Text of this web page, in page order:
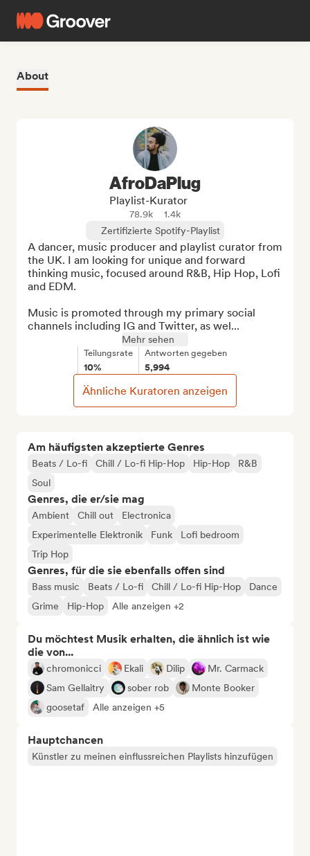
About
Am häufigsten akzeptierte Genres
Beats / Lo-fi Chill / Lo-fi Hip-Hop Hip-Hop
R&B
Soul
Genres, die er/sie mag
Ambient Chill out
Electronica
Experimentelle Elektronik
Funk
Lofi bedroom
Trip Hop
Genres, für die sie ebenfalls offen sind
Bass music Beats / Lo-fi Chill / Lo-fi Hip-Hop
Dance
Grime
Hip-Hop Alle anzeigen +2
Du möchtest Musik erhalten, die ähnlich ist wie
die von...
chromonicci Ekali Dilip
Mr. Carmack
Sam Gellaitry
sober rob
Monte Booker
goosetaf
Alle anzeigen +5
Hauptchancen
Künstler zu meinen einflussreichen Playlists hinzufügen
AfroDaPlug
Playlist-Kurator
78.9k
1.4k
Zertifizierte Spotify-Playlist
A dancer, music producer and playlist curator from
the UK. I am looking for unique and forward
thinking music, focused around R&B, Hip Hop, Lofi
and EDM.
Music is promoted through my primary social
channels including IG and Twitter, as wel...
Mehr sehen
Teilungsrate
10%
Antworten gegeben
5,994
Ähnliche Kuratoren anzeigen